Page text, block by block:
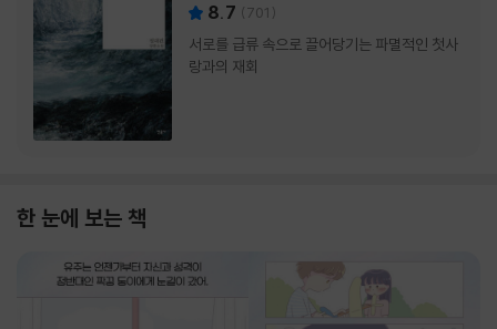
8.7 (701 )
서로를 급류 속으로 끌어당기는 파멸적인 첫사
랑과의 재회
한 눈에 보는 책